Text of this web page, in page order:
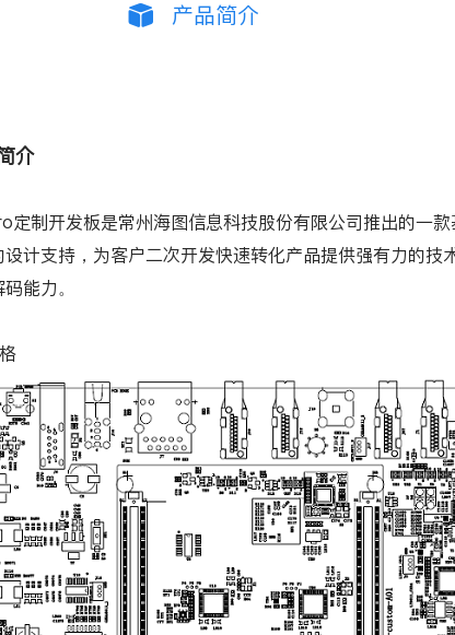
产品简介
介
定制开发板是常州海图信息科技股份有限公司推出的一
设计支持，为客户二次开发快速转化产品提供强有力的
能力。